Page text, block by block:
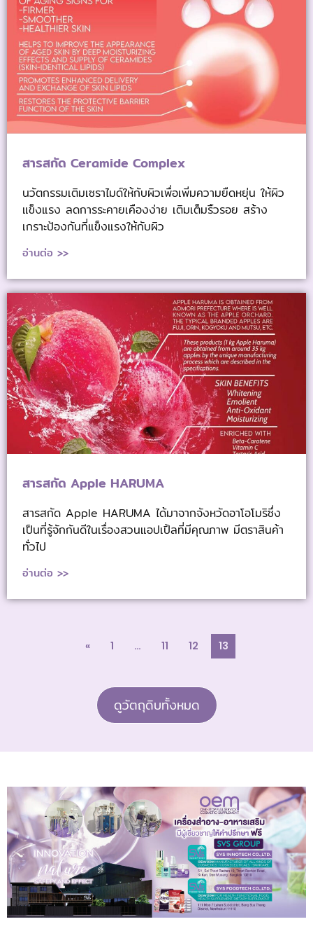
สารสกัด Ceramide Complex
นวัตกรรมเติมเซราไมด์ให้กับผิวเพื่อเพิ่มความยืดหยุ่น ให้ผิว
แข็งแรง ลดการระคายเคืองง่าย เติมเต็มริ้วรอย สร้าง
เกราะป้องกันที่แข็งแรงให้กับผิว
อ่านต่อ >>
สารสกัด Apple HARUMA
สารสกัด Apple HARUMA ได้มาจากจังหวัดอาโอโมริซึ่ง
เป็นที่รู้จักกันดีในเรื่องสวนแอปเปิ้ลที่มีคุณภาพ มีตราสินค้า
ทั่วไป
อ่านต่อ >>
« 1 … 11 12 13
ดูวัตถุดิบทั้งหมด